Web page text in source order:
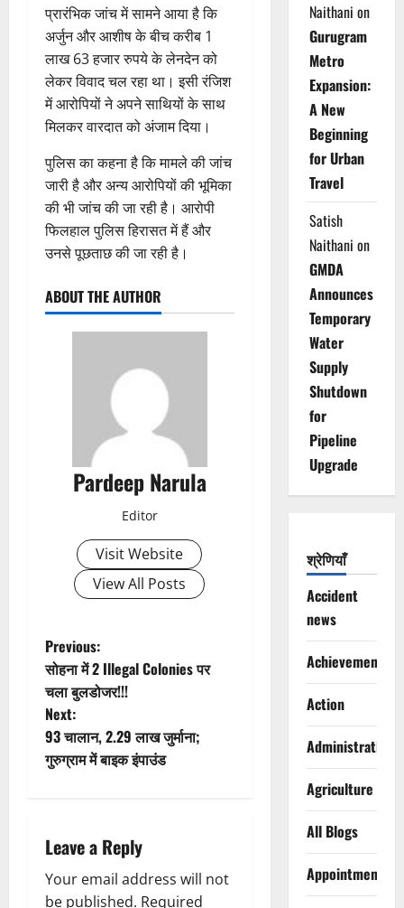
प्रारंभिक जांच में सामने आया है कि
अर्जुन और आशीष के बीच करीब 1
लाख 63 हजार रुपये के लेनदेन को
लेकर विवाद चल रहा था। इसी रंजिश
में आरोपियों ने अपने साथियों के साथ
मिलकर वारदात को अंजाम दिया।
पुलिस का कहना है कि मामले की जांच
जारी है और अन्य आरोपियों की भूमिका
की भी जांच की जा रही है। आरोपी
फिलहाल पुलिस हिरासत में हैं और
उनसे पूछताछ की जा रही है।
ABOUT THE AUTHOR
Pardeep Narula
Editor
Visit Website
View All Posts
P
o
s
t
a
v
Previous:
सोहना में 2 Illegal Colonies पर
चला बुलडोजर!!!
Next:
93 चालान, 2.29 लाख जुर्माना;
गुरुग्राम में बाइक इंपाउंड
Leave a Reply
Your email address will not
be published. Required
Naithani on
Gurugram
Metro
Expansion:
A New
Beginning
for Urban
Travel
Satish
Naithani on
GMDA
Announces
Temporary
Water
Supply
Shutdown
for
Pipeline
Upgrade
श्रेणियाँ
Accident
news
Achievements
Action
Administration
Agriculture
All Blogs
Appointments